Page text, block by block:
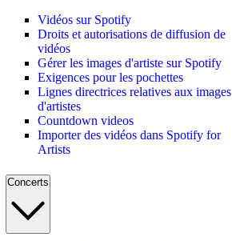
Vidéos sur Spotify
Droits et autorisations de diffusion de
vidéos
Gérer les images d'artiste sur Spotify
Exigences pour les pochettes
Lignes directrices relatives aux images
d'artistes
Countdown videos
Importer des vidéos dans Spotify for
Artists
Concerts